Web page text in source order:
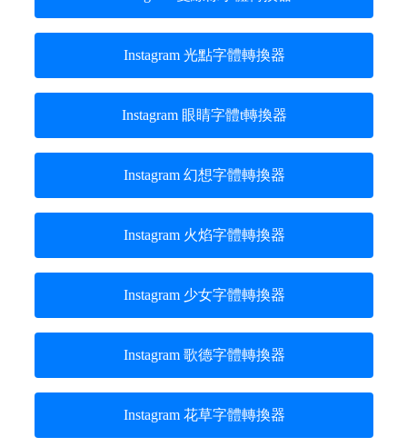
Instagram 光點字體轉換器
Instagram 眼睛字體t轉換器
Instagram 幻想字體轉換器
Instagram 火焰字體轉換器
Instagram 少女字體轉換器
Instagram 歌德字體轉換器
Instagram 花草字體轉換器